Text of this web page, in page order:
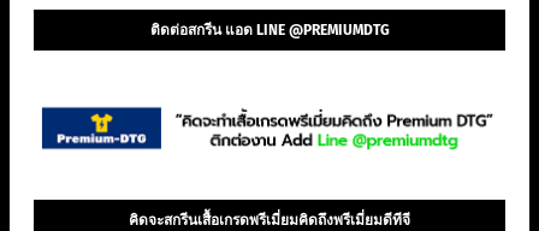
ติดต่อสกรีน แอด LINE @PREMIUMDTG
คิดจะสกรีนเสื้อเกรดพรีเมี่ยมคิดถึงพรีเมี่ยมดีทีจี